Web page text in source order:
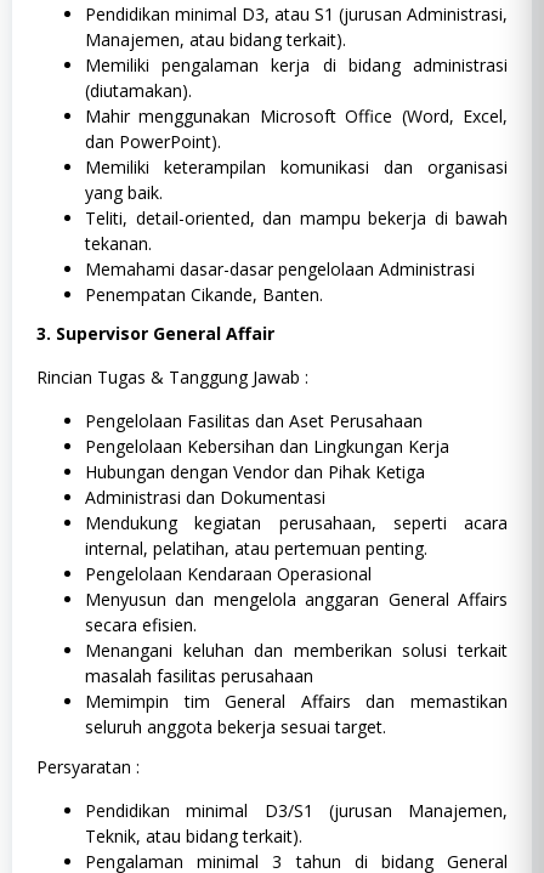
Pendidikan minimal D3, atau S1 (jurusan Administrasi,
Manajemen, atau bidang terkait).
Memiliki pengalaman kerja di bidang administrasi
(diutamakan).
Mahir menggunakan Microsoft Office (Word, Excel,
dan PowerPoint).
Memiliki keterampilan komunikasi dan organisasi
yang baik.
Teliti, detail-oriented, dan mampu bekerja di bawah
tekanan.
Memahami dasar-dasar pengelolaan Administrasi
Penempatan Cikande, Banten.
3. Supervisor General Affair
Rincian Tugas & Tanggung Jawab :
Pengelolaan Fasilitas dan Aset Perusahaan
Pengelolaan Kebersihan dan Lingkungan Kerja
Hubungan dengan Vendor dan Pihak Ketiga
Administrasi dan Dokumentasi
Mendukung kegiatan perusahaan, seperti acara
internal, pelatihan, atau pertemuan penting.
Pengelolaan Kendaraan Operasional
Menyusun dan mengelola anggaran General Affairs
secara efisien.
Menangani keluhan dan memberikan solusi terkait
masalah fasilitas perusahaan
Memimpin tim General Affairs dan memastikan
seluruh anggota bekerja sesuai target.
Persyaratan :
Pendidikan minimal D3/S1 (jurusan Manajemen,
Teknik, atau bidang terkait).
Pengalaman minimal 3 tahun di bidang General